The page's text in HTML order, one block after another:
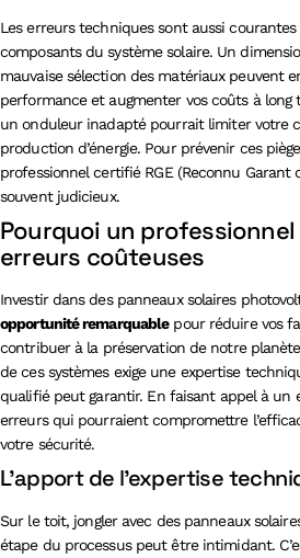
Les erreurs techniques sont aussi
composants du système solaire. Un
mauvaise sélection des matériaux peuvent
performance et augmenter vos coûts à long
un onduleur inadapté pourrait limiter votre
production d’énergie. Pour prévenir ces
professionnel certifié RGE (Reconnu Garant
souvent judicieux.
Pourquoi un
erreurs coûteuses
Investir dans des panneaux solaires
opportunité remarquablepour réduire vos
contribuer à la préservation de notre
de ces systèmes exige une expertise
qualifié peut garantir. En faisant appel à un
erreurs qui pourraient compromettre
votre sécurité.
L’apport de l’expertise
Sur le toit, jongler avec des panneaux
étape du processus peut être intimidant.